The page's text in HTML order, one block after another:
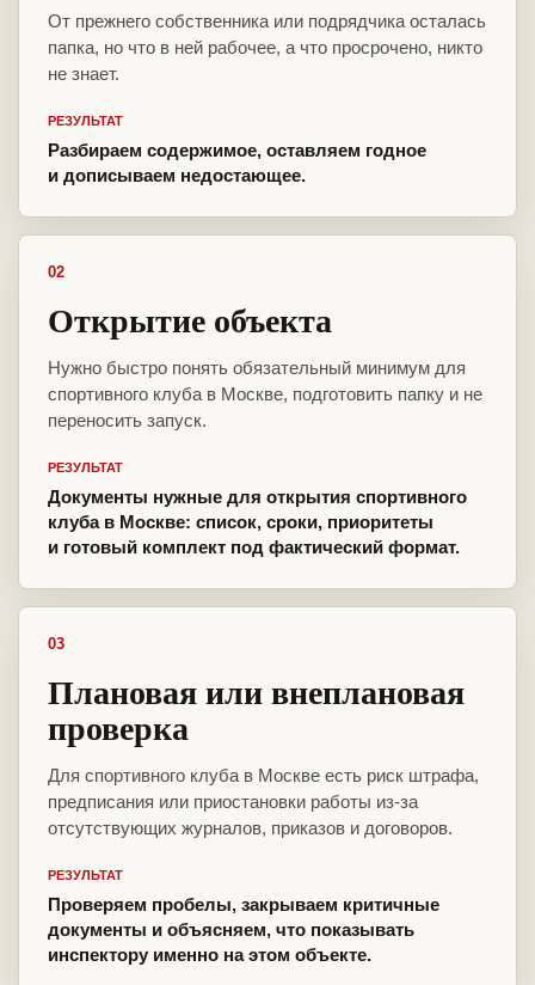
От прежнего собственника или подрядчика осталась
папка, но что в ней рабочее, а что просрочено, никто
не знает.
РЕЗУЛЬТАТ
Разбираем содержимое, оставляем годное
и дописываем недостающее.
02
Открытие объекта
Нужно быстро понять обязательный минимум для
спортивного клуба в Москве, подготовить папку и не
переносить запуск.
РЕЗУЛЬТАТ
Документы нужные для открытия спортивного
клуба в Москве: список, сроки, приоритеты
и готовый комплект под фактический формат.
03
Плановая или внеплановая
проверка
Для спортивного клуба в Москве есть риск штрафа,
предписания или приостановки работы из-за
отсутствующих журналов, приказов и договоров.
РЕЗУЛЬТАТ
Проверяем пробелы, закрываем критичные
документы и объясняем, что показывать
инспектору именно на этом объекте.